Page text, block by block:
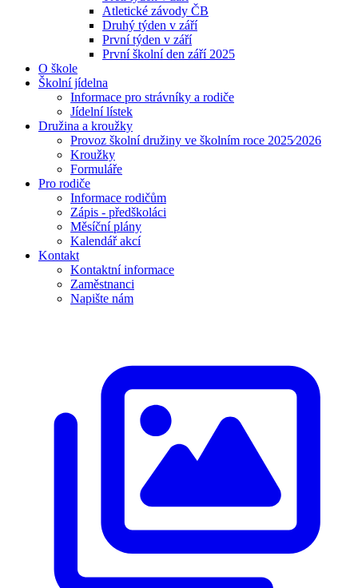
Atletické závody ČB
Druhý týden v září
První týden v září
První školní den září 2025
O škole
Školní jídelna
Informace pro strávníky a rodiče
Jídelní lístek
Družina a kroužky
Provoz školní družiny ve školním roce 2025⁄2026
Kroužky
Formuláře
Pro rodiče
Informace rodičům
Zápis - předškoláci
Měsíční plány
Kalendář akcí
Kontakt
Kontaktní informace
Zaměstnanci
Napište nám